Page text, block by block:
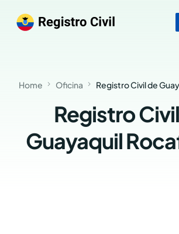
Home Oficina Registro Civil de
Registro
Guayaquil